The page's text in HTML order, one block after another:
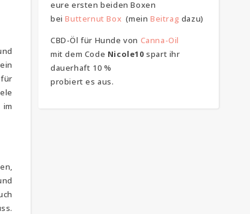
eure ersten beiden Boxen
beiButternut Box (meinBeitrag dazu)
CBD-Öl für Hunde von Canna-Oil
mit dem Code Nicole10 spart ihr
dauerhaft 10 %
probiert es aus.